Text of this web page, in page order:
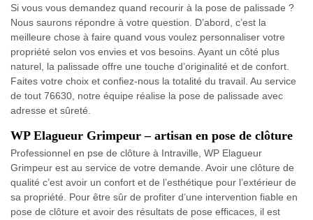
Si vous vous demandez quand recourir à la pose de palissade ?
Nous saurons répondre à votre question. D’abord, c’est la
meilleure chose à faire quand vous voulez personnaliser votre
propriété selon vos envies et vos besoins. Ayant un côté plus
naturel, la palissade offre une touche d’originalité et de confort.
Faites votre choix et confiez-nous la totalité du travail. Au service
de tout 76630, notre équipe réalise la pose de palissade avec
adresse et sûreté.
WP Elagueur Grimpeur – artisan en pose de clôture
Professionnel en pse de clôture à Intraville, WP Elagueur
Grimpeur est au service de votre demande. Avoir une clôture de
qualité c’est avoir un confort et de l’esthétique pour l’extérieur de
sa propriété. Pour être sûr de profiter d’une intervention fiable en
pose de clôture et avoir des résultats de pose efficaces, il est